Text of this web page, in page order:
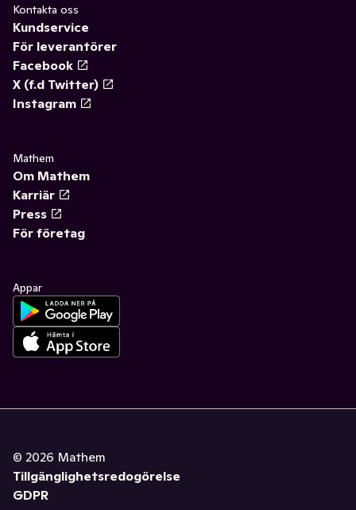
Kontakta oss
Kundservice
För leverantörer
Facebook
X (f.d Twitter)
Instagram
Mathem
Om Mathem
Karriär
Press
För företag
Appar
© 2026 Mathem
Tillgänglighetsredogörelse
GDPR